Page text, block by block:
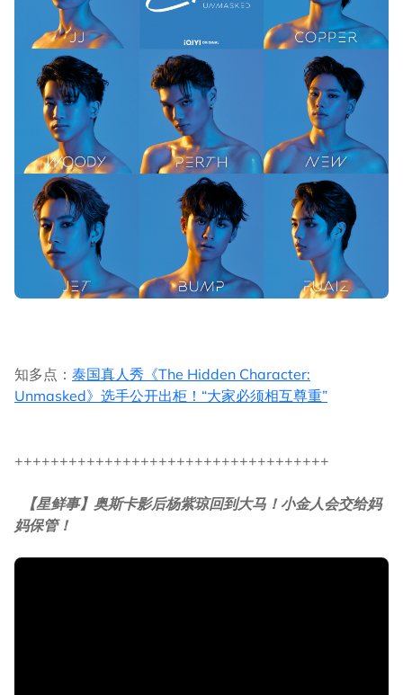
知多点： 泰国真人秀《The Hidden Character:
Unmasked》选手公开出柜！“大家必须相互尊重”
+++++++++++++++++++++++++++++++++++
【星鲜事】奥斯卡影后杨紫琼回到大马！小金人会交给妈
妈保管！